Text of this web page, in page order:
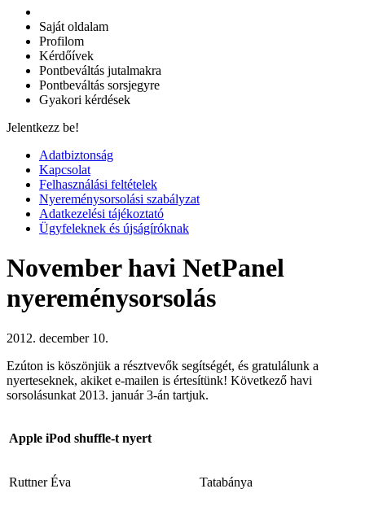
Saját oldalam
Profilom
Kérdőívek
Pontbeváltás jutalmakra
Pontbeváltás sorsjegyre
Gyakori kérdések
Jelentkezz be!
Adatbiztonság
Kapcsolat
Felhasználási feltételek
Nyereménysorsolási szabályzat
Adatkezelési tájékoztató
Ügyfeleknek és újságíróknak
November havi NetPanel
nyereménysorsolás
2012. december 10.
Ezúton is köszönjük a résztvevők segítségét, és gratulálunk a
nyerteseknek, akiket e-mailen is értesítünk! Következő havi
sorsolásunkat 2013. január 3-án tartjuk.
Apple iPod shuffle-t nyert
Ruttner Éva Tatabánya